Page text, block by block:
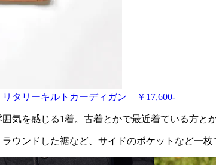
タリーキルトカーディガン ￥17,600-
気を感じる1着。古着とかで最近着ている方と
ウンドした裾など、サイドのポケットなど一